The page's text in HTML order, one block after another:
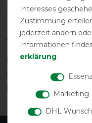
Turnierdecke
Tolle Qualität
Pferdedecken der
sensationelles Preis-/
haben eine gute
Interesses
Zustimmung
jederzeit ändern
Informationen
erklärung.
Marketing
DHL